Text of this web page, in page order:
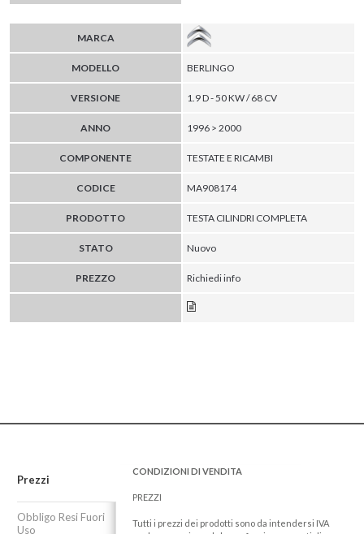
MARCA
MODELLO BERLINGO
VERSIONE 1.9 D - 50 KW / 68 CV
ANNO 1996 > 2000
COMPONENTE TESTATE E RICAMBI
CODICE MA908174
PRODOTTO TESTA CILINDRI COMPLETA
STATO Nuovo
PREZZO Richiedi info
Prezzi
Obbligo Resi Fuori
Uso
CONDIZIONI DI VENDITA
PREZZI
Tutti i prezzi dei prodotti sono da intendersi IVA